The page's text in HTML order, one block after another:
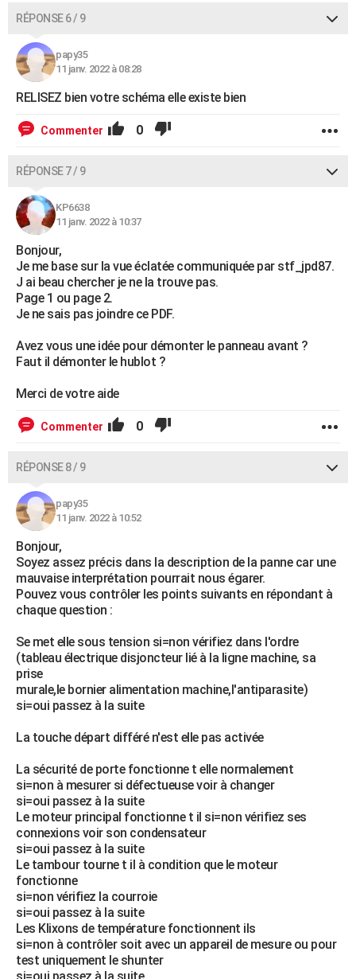
RÉPONSE 6 / 9
papy35
11 janv. 2022 à 08:28
RELISEZ bien votre schéma elle existe bien
Commenter 0
RÉPONSE 7 / 9
KP6638
11 janv. 2022 à 10:37
Bonjour,
Je me base sur la vue éclatée communiquée par stf_jpd87.
J ai beau chercher je ne la trouve pas.
Page 1 ou page 2.
Je ne sais pas joindre ce PDF.
Avez vous une idée pour démonter le panneau avant ?
Faut il démonter le hublot ?
Merci de votre aide
Commenter 0
RÉPONSE 8 / 9
papy35
11 janv. 2022 à 10:52
Bonjour,
Soyez assez précis dans la description de la panne car une
mauvaise interprétation pourrait nous égarer.
Pouvez vous contrôler les points suivants en répondant à
chaque question :
Se met elle sous tension si=non vérifiez dans l'ordre
(tableau électrique disjoncteur lié à la ligne machine, sa
prise
murale,le bornier alimentation machine,l'antiparasite)
si=oui passez à la suite
La touche départ différé n'est elle pas activée
La sécurité de porte fonctionne t elle normalement
si=non à mesurer si défectueuse voir à changer
si=oui passez à la suite
Le moteur principal fonctionne t il si=non vérifiez ses
connexions voir son condensateur
si=oui passez à la suite
Le tambour tourne t il à condition que le moteur
fonctionne
si=non vérifiez la courroie
si=oui passez à la suite
Les Klixons de température fonctionnent ils
si=non à contrôler soit avec un appareil de mesure ou pour
test uniquement le shunter